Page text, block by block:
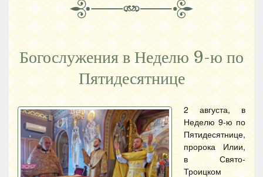
Богослужения в Неделю 9-ю по
Пятидесятнице
2 августа, в
Неделю 9-ю по
Пятидесятнице,
пророка Илии,
в Свято-
Троицком